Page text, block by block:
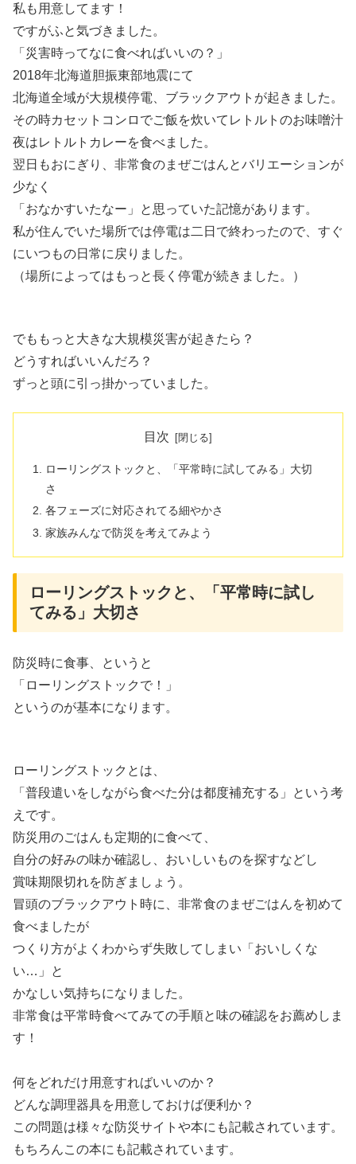
私も用意してます！
ですがふと気づきました。
「災害時ってなに食べればいいの？」
2018年北海道胆振東部地震にて
北海道全域が大規模停電、ブラックアウトが起きました。
その時カセットコンロでご飯を炊いてレトルトのお味噌汁
夜はレトルトカレーを食べました。
翌日もおにぎり、非常食のまぜごはんとバリエーションが
少なく
「おなかすいたなー」と思っていた記憶があります。
私が住んでいた場所では停電は二日で終わったので、すぐ
にいつもの日常に戻りました。
（場所によってはもっと長く停電が続きました。）
でももっと大きな大規模災害が起きたら？
どうすればいいんだろ？
ずっと頭に引っ掛かっていました。
目次
ローリングストックと、「平常時に試してみる」大切
さ
各フェーズに対応されてる細やかさ
家族みんなで防災を考えてみよう
ローリングストックと、「平常時に試し
てみる」大切さ
防災時に食事、というと
「ローリングストックで！」
というのが基本になります。
ローリングストックとは、
「普段遣いをしながら食べた分は都度補充する」という考
えです。
防災用のごはんも定期的に食べて、
自分の好みの味か確認し、おいしいものを探すなどし
賞味期限切れを防ぎましょう。
冒頭のブラックアウト時に、非常食のまぜごはんを初めて
食べましたが
つくり方がよくわからず失敗してしまい「おいしくな
い…」と
かなしい気持ちになりました。
非常食は平常時食べてみての手順と味の確認をお薦めしま
す！
何をどれだけ用意すればいいのか？
どんな調理器具を用意しておけば便利か？
この問題は様々な防災サイトや本にも記載されています。
もちろんこの本にも記載されています。